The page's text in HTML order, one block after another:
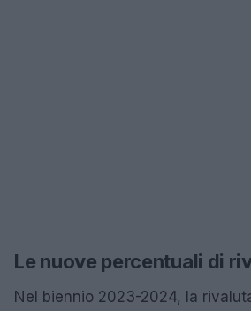
Le nuove percentuali di
Nel biennio 2023-2024, la